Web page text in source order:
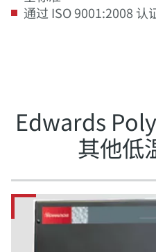
通过 ISO 9001:2008 认
Edwards
其他低